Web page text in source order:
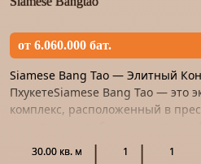
от 6.060.000 бат.
Siamese Bang Tao — Элитный
ПхукетеSiamese Bang Tao — это
комплекс, расположенный в
известными тайскими...
30.00 кв. м 1 1